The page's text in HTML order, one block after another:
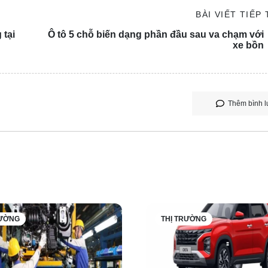
xăng 1.5L kết hợp với động cơ điện 215 mã lực, mang đến
xe có thể di chuyển hoàn toàn bằng điện lên đến 200km,
tại
BÀI VIẾT TIẾP
Ô tô 5 chỗ biến dạng phần đầu sau va chạm với
xe bồn
Thêm bình
THỊ TRƯỜNG